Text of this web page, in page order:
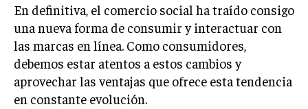
En definitiva, el comercio social ha traído consigo
una nueva forma de consumir y interactuar con
las marcas en línea. Como consumidores,
debemos estar atentos a estos cambios y
aprovechar las ventajas que ofrece esta tendencia
en constante evolución.